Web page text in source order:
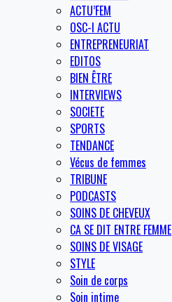
ACTU’FEM
OSC-I ACTU
ENTREPRENEURIAT
EDITOS
BIEN ÊTRE
INTERVIEWS
SOCIETE
SPORTS
TENDANCE
Vécus de femmes
TRIBUNE
PODCASTS
SOINS DE CHEVEUX
CA SE DIT ENTRE FEMME
SOINS DE VISAGE
STYLE
Soin de corps
Soin intime